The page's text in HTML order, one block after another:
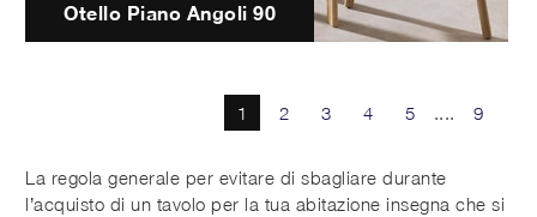
Otello Piano Angoli 90
1 2 3 4 5 .... 9
La regola generale per evitare di sbagliare durante
l’acquisto di un tavolo per la tua abitazione insegna che si